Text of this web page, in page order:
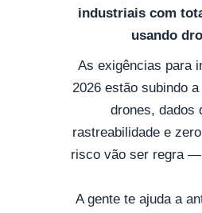
industriais com
usando
As exigências para
2026 estão subindo
drones, dados
rastreabilidade e
risco vão ser regra
A gente te ajuda a